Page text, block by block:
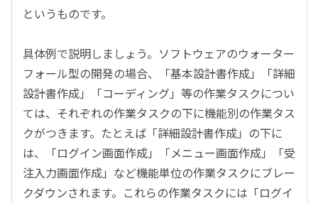
というものです。
具体例で説明しましょう。ソフトウェアのウォーター
フォール型の開発の場合、「基本設計書作成」「詳細
設計書作成」「コーディング」等の作業タスクについ
ては、それぞれの作業タスクの下に機能別の作業タス
クがつきます。たとえば「詳細設計書作成」の下に
は、「ログイン画面作成」「メニュー画面作成」「受
注入力画面作成」など機能単位の作業タスクにブレー
クダウンされます。これらの作業タスクには「ログイ